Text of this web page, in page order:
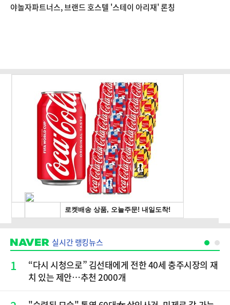
야놀자파트너스, 브랜드 호스텔 '스테이 아리재' 론칭
실시간 랭킹뉴스
1
“다시 시청으로” 김선태에게 전한 40세 충주시장의 재
치 있는 제안…추천 2000개